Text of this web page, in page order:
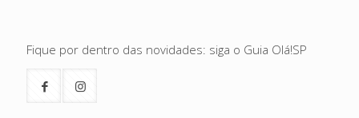
Fique por dentro das novidades: siga o Guia Olá!SP